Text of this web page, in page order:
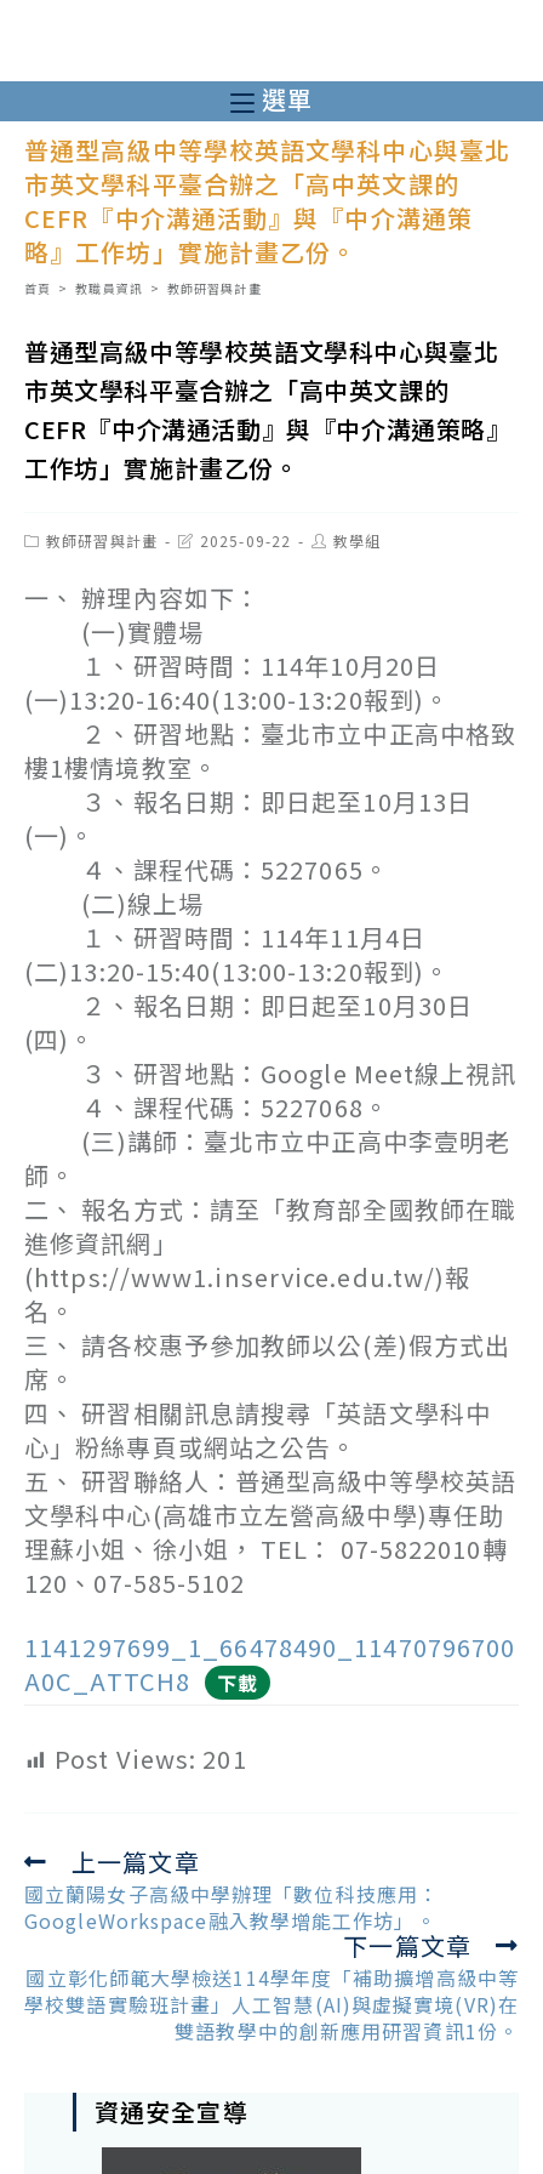
至
主
選單
普通型高級中等學校英語文學科中心與臺北
市英文學科平臺合辦之「高中英文課的
CEFR『中介溝通活動』與『中介溝通策
略』工作坊」實施計畫乙份。
首頁 > 教職員資訊 > 教師研習與計畫
普通型高級中等學校英語文學科中心與臺北
市英文學科平臺合辦之「高中英文課的
CEFR『中介溝通活動』與『中介溝通策略』
工作坊」實施計畫乙份。
Post教師研習與計畫
Post2025-09-22
Post教學組
一、 辦理內容如下：
(一)實體場
１、研習時間：114年10月20日
(一)13:20-16:40(13:00-13:20報到)。
２、研習地點：臺北市立中正高中格致
樓1樓情境教室。
３、報名日期：即日起至10月13日
(一)。
４、課程代碼：5227065。
(二)線上場
１、研習時間：114年11月4日
(二)13:20-15:40(13:00-13:20報到)。
２、報名日期：即日起至10月30日
(四)。
３、研習地點：Google Meet線上視訊
４、課程代碼：5227068。
(三)講師：臺北市立中正高中李壹明老
師。
二、 報名方式：請至「教育部全國教師在職
進修資訊網」
(https://www1.inservice.edu.tw/)報
名。
三、 請各校惠予參加教師以公(差)假方式出
席。
四、 研習相關訊息請搜尋「英語文學科中
心」粉絲專頁或網站之公告。
五、 研習聯絡人：普通型高級中等學校英語
文學科中心(高雄市立左營高級中學)專任助
理蘇小姐、徐小姐， TEL： 07-5822010轉
120、07-585-5102
1141297699_1_66478490_11470796700
A0C_ATTCH8
下載
Post Views: 201
Read
more
articles
上一篇文章
國立蘭陽女子高級中學辦理「數位科技應用：
GoogleWorkspace融入教學增能工作坊」。
下一篇文章
國立彰化師範大學檢送114學年度「補助擴增高級中等
學校雙語實驗班計畫」人工智慧(AI)與虛擬實境(VR)在
雙語教學中的創新應用研習資訊1份。
資通安全宣導